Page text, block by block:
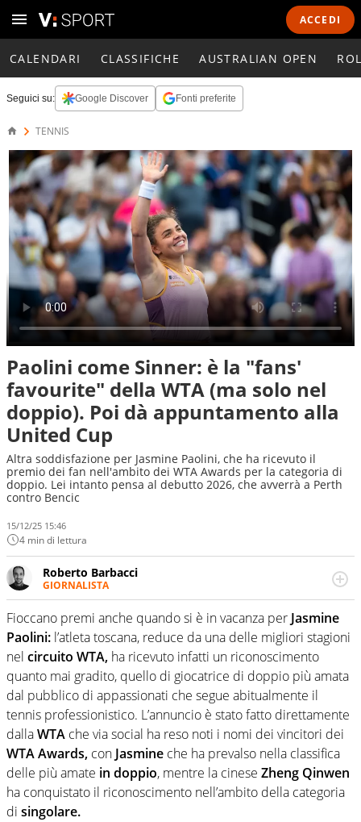
ACCEDI
CALENDARI CLASSIFICHE AUSTRALIAN OPEN
Seguici su: Google Discover Fonti preferite
TENNIS
Paolini come Sinner: è la "fans'
favourite" della WTA (ma solo nel
doppio). Poi dà appuntamento alla
United Cup
Altra soddisfazione per Jasmine Paolini, che ha ricevuto il
premio dei fan nell'ambito dei WTA Awards per la categoria di
doppio. Lei intanto pensa al debutto 2026, che avverrà a Perth
contro Bencic
15/12/25 15:46
4 min di lettura
Roberto Barbacci
GIORNALISTA
Giornalista (pubblicista) sportivo a tutto campo, è il
tuttologo di Virgilio Sport. Provate a chiedergli di boxe, di
scherma, di volley o di curling: ve ne farà innamorare
Fioccano premi anche quando si è in vacanza per Jasmine
Paolini: l’atleta toscana, reduce da una delle migliori stagioni
nel circuito WTA, ha ricevuto infatti un riconoscimento
quanto mai gradito, quello di giocatrice di doppio più amata
dal pubblico di appassionati che segue abitualmente il
tennis professionistico. L’annuncio è stato fatto direttamente
dallaWTA che via social ha reso noti i nomi dei vincitori dei
WTA Awards, con Jasmine che ha prevalso nella classifica
delle più amate in doppio, mentre la cinese Zheng Qinwen
ha conquistato il riconoscimento nell’ambito della categoria
di singolare.